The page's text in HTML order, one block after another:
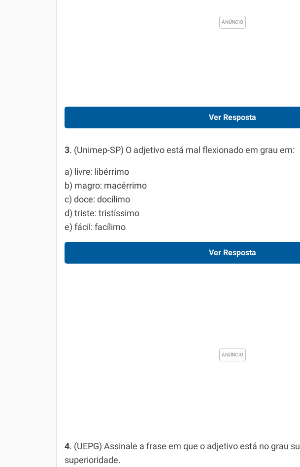
Ver Resposta
3. (Unimep-SP) O adjetivo está mal fle­xionado em grau em:
a) livre: libérrimo
b) magro: macérrimo
c) doce: docílimo
d) triste: tristíssimo
e) fácil: facílimo
Ver Resposta
4. (UEPG) Assinale a frase em que o adjetivo está no grau
superioridade.